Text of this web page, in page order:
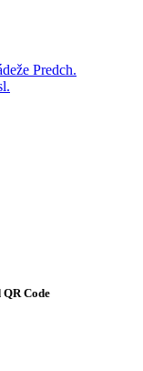
Predch.